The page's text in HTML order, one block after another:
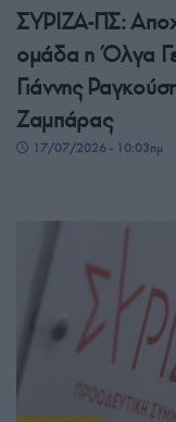
ΣΥΡΙΖΑ-ΠΣ:
ομάδα η Όλγα
Γιάννης
Ζαμπάρας
17/07/2026 - 10:03πμ